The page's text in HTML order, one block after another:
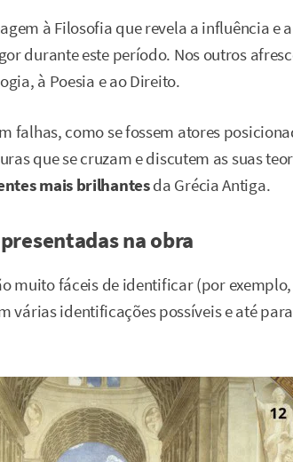
à Filosofia que revela a influência e a
durante este período. Nos outros
à Poesia e ao Direito.
falhas, como se fossem atores
que se cruzam e discutem as suas
mais brilhantesda Grécia Antiga.
na obra
muito fáceis de identificar (por
várias identificações possíveis e até